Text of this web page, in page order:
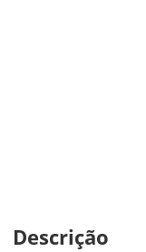
Descrição